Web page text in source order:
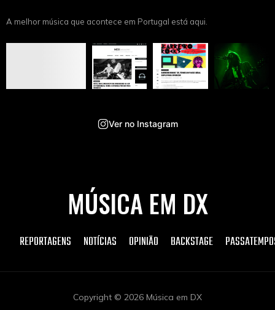
A melhor música que acontece em Portugal está aqui.
Ver no Instagram
MÚSICA EM DX
REPORTAGENS NOTÍCIAS OPINIÃO BACKSTAGE
Copyright © 2026 Música em DX